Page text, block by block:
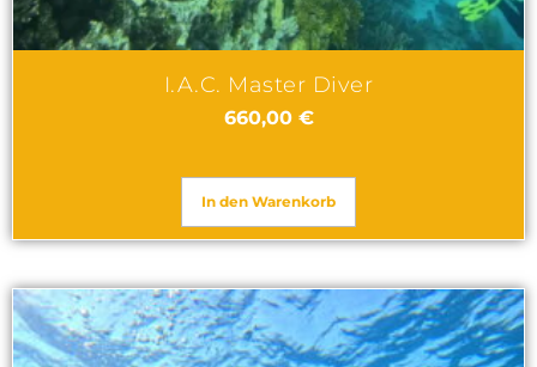
I.A.C. Master Diver
660,00 €
In den Warenkorb